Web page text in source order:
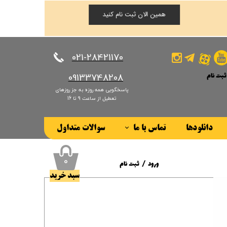
​​​​​​​021-28421170
​​​​​​​09133748208
پاسخگویی همه روزه به جز روزهای
تعطیل از ساعت 9 تا 16
دانلودها تماس با ما سوالات متداول
ثبت نام
من
واژه
همین الان ثبت نام کنید
۰
سبد خرید
ورود / ثبت نام
حساب کاربری من